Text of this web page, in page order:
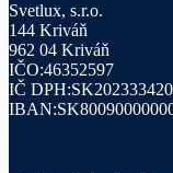
Svetlux, s.r.o.
144 Kriváň
962 04 Kriváň
IČO:46352597
IČ